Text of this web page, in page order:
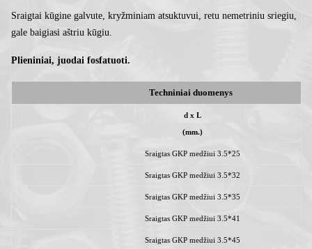
Sraigtai kūgine galvute, kryžminiam atsuktuvui, retu nemetriniu sriegiu,
gale baigiasi aštriu kūgiu.
Plieniniai, juodai fosfatuoti.
Techniniai duomenys
d x L
(mm.)
Sraigtas GKP medžiui 3.5*25
Sraigtas GKP medžiui 3.5*32
Sraigtas GKP medžiui 3.5*35
Sraigtas GKP medžiui 3.5*41
Sraigtas GKP medžiui 3.5*45